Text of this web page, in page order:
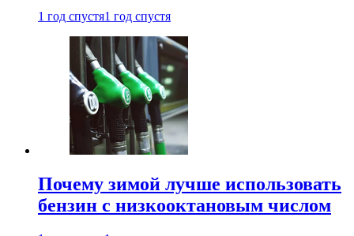
1 год спустя1 год спустя
Почему зимой лучше использовать
бензин с низкооктановым числом